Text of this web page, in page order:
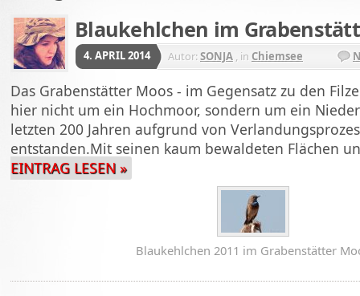
Blaukehlchen im
4. APRIL 2014 Autor:SONJA , in Chiemsee
Das Grabenstätter Moos - im Gegensatz zu den
hier nicht um ein Hochmoor, sondern um ein
letzten 200 Jahren aufgrund von
entstanden.Mit seinen kaum bewaldeten Flächen
EINTRAG LESEN »
Blaukehlchen 2011 im Grabenstätter